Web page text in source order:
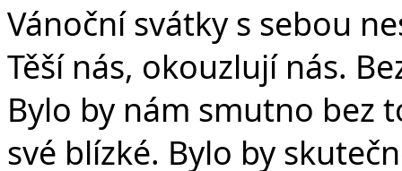
Vánoční svátky s sebou
Těší nás, okouzlují nás.
Bylo by nám smutno bez
své blízké. Bylo by